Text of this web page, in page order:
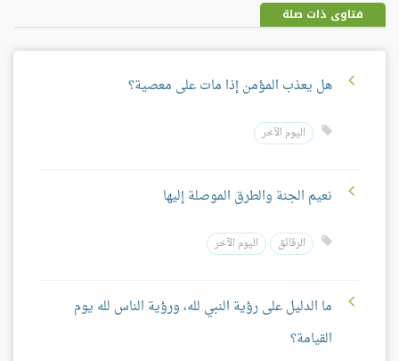
فتاوى ذات صلة
هل يعذب المؤمن إذا مات على معصية؟
اليوم الآخر
نعيم الجنة والطرق الموصلة إليها
الرقائق اليوم الآخر
ما الدليل على رؤية النبي لله، ورؤية الناس لله يوم
القيامة؟